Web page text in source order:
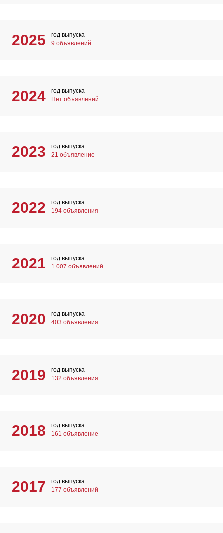
2025
год выпуска
9 объявлений
2024
год выпуска
Нет объявлений
2023
год выпуска
21 объявление
2022
год выпуска
194 объявления
2021
год выпуска
1 007 объявлений
2020
год выпуска
403 объявления
2019
год выпуска
132 объявления
2018
год выпуска
161 объявление
2017
год выпуска
177 объявлений